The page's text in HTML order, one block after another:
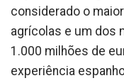
considerado o
agrícolas e um dos
1.000 milhões de
experiência